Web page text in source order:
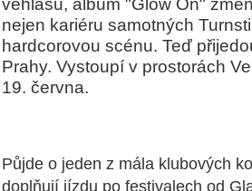
nejen kariéru samotných
hardcorovou scénu. Teď
Prahy. Vystoupí v prostorách
19. června.
Půjde o jeden z mála klubových
doplňují jízdu po festivalech od